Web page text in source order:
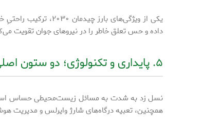
یکی از ویژگی‌های
داده و حس تعلق خاطر را در نیروهای جوان تقویت
۵. پایداری و تکنولوژی؛ دو ستون اصلی هیراد
نسل زد به شدت به مسائل زیست‌محیطی حساس است.
همچنین، تعبیه درگاه‌های شارژ وایرلس و مدیریت